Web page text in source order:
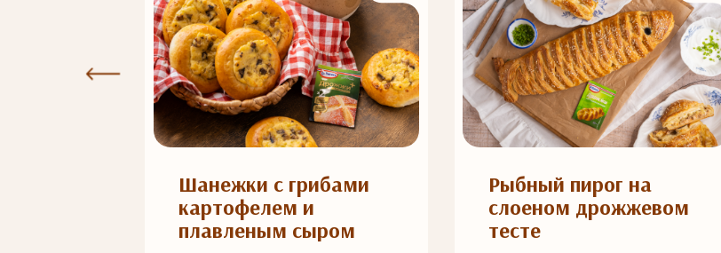
Шанежки с грибами
картофелем и
плавленым сыром
Рыбный пирог на
слоеном дрожжевом
тесте